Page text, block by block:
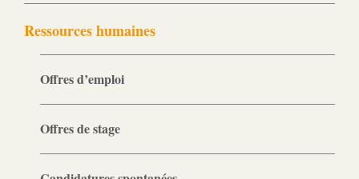
Ressources humaines
Offres d’emploi
Offres de stage